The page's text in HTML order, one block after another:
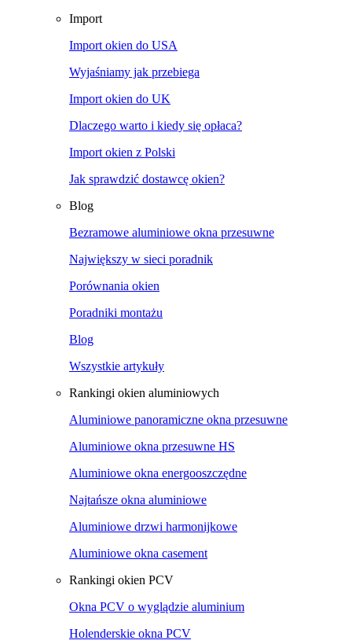
Import
Import okien do USA
Wyjaśniamy jak przebiega
Import okien do UK
Dlaczego warto i kiedy się opłaca?
Import okien z Polski
Jak sprawdzić dostawcę okien?
Blog
Bezramowe aluminiowe okna przesuwne
Największy w sieci poradnik
Porównania okien
Poradniki montażu
Blog
Wszystkie artykuły
Rankingi okien aluminiowych
Aluminiowe panoramiczne okna przesuwne
Aluminiowe okna przesuwne HS
Aluminiowe okna energooszczędne
Najtańsze okna aluminiowe
Aluminiowe drzwi harmonijkowe
Aluminiowe okna casement
Rankingi okien PCV
Okna PCV o wyglądzie aluminium
Holenderskie okna PCV